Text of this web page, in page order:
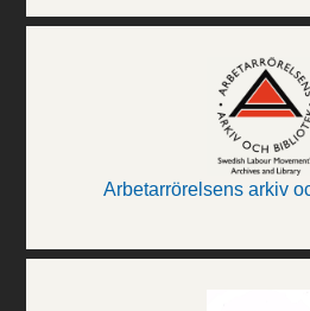
Arbetarrörelsens arkiv